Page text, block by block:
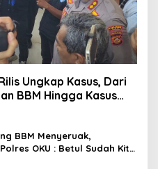
Ungkap Kasus, Dari
BBM Hingga Kasus
BBM Menyeruak,
OKU : Betul Sudah Kita